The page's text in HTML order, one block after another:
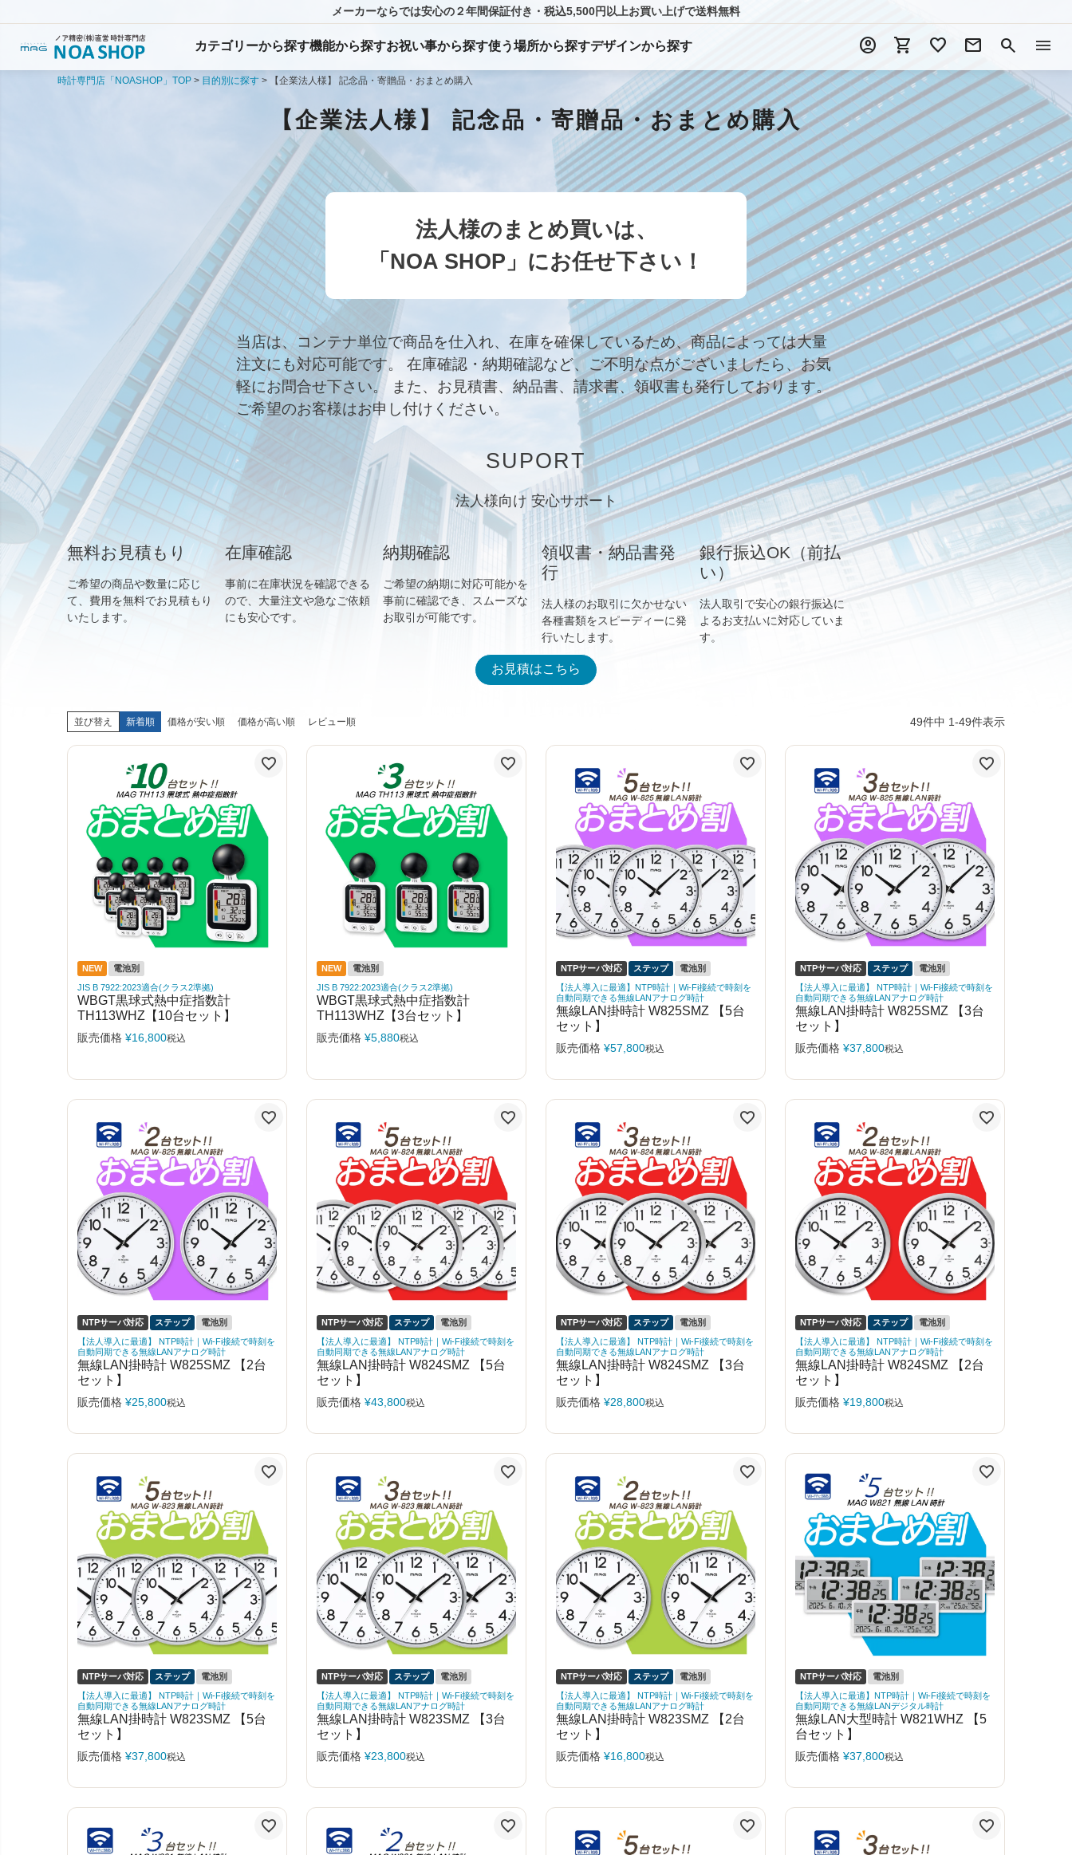
メーカーならでは安心の２年間保証付き・税込5,500円以上お買い上げで送料無料
カテゴリーから探す機能から探すお祝い事から探す使う場所から探すデザインから探す account_circle shopping_cart favorite mail search menu
時計専門店「NOASHOP」TOP 目的別に探す 【企業法人様】 記念品・寄贈品・おまとめ購入
【企業法人様】 記念品・寄贈品・おまとめ購入
法人様のまとめ買いは、
「NOA SHOP」にお任せ下さい！
当店は、コンテナ単位で商品を仕入れ、在庫を確保しているため、商品によっては大量
注文にも対応可能です。 在庫確認・納期確認など、ご不明な点がございましたら、お気
軽にお問合せ下さい。 また、お見積書、納品書、請求書、領収書も発行しております。
ご希望のお客様はお申し付けください。
SUPORT
法人様向け 安心サポート
無料お見積もり
ご希望の商品や数量に応じ
て、費用を無料でお見積もり
いたします。
在庫確認
事前に在庫状況を確認できる
ので、大量注文や急なご依頼
にも安心です。
納期確認
ご希望の納期に対応可能かを
事前に確認でき、スムーズな
お取引が可能です。
領収書・納品書発
行
法人様のお取引に欠かせない
各種書類をスピーディーに発
行いたします。
銀行振込OK（前払
い）
法人取引で安心の銀行振込に
よるお支払いに対応していま
す。
お見積はこちら
並び替え 新着順 価格が安い順 価格が高い順 レビュー順 49件中 1-49件表示
NEW
電池別
JIS B 7922:2023適合(クラス2準拠)
WBGT黒球式熱中症指数計
TH113WHZ【10台セット】
販売価格 ¥16,800税込
NEW
電池別
JIS B 7922:2023適合(クラス2準拠)
WBGT黒球式熱中症指数計
TH113WHZ【3台セット】
販売価格 ¥5,880税込
NTPサーバ対応 ステップ
電池別
【法人導入に最適】NTP時計｜Wi-Fi接続で時刻を
自動同期できる無線LANアナログ時計
無線LAN掛時計 W825SMZ 【5台
セット】
販売価格 ¥57,800税込
NTPサーバ対応 ステップ
電池別
【法人導入に最適】 NTP時計｜Wi-Fi接続で時刻を
自動同期できる無線LANアナログ時計
無線LAN掛時計 W825SMZ 【3台
セット】
販売価格 ¥37,800税込
NTPサーバ対応 ステップ
電池別
【法人導入に最適】 NTP時計｜Wi-Fi接続で時刻を
自動同期できる無線LANアナログ時計
無線LAN掛時計 W825SMZ 【2台
セット】
販売価格 ¥25,800税込
NTPサーバ対応 ステップ
電池別
【法人導入に最適】 NTP時計｜Wi-Fi接続で時刻を
自動同期できる無線LANアナログ時計
無線LAN掛時計 W824SMZ 【5台
セット】
販売価格 ¥43,800税込
NTPサーバ対応 ステップ
電池別
【法人導入に最適】 NTP時計｜Wi-Fi接続で時刻を
自動同期できる無線LANアナログ時計
無線LAN掛時計 W824SMZ 【3台
セット】
販売価格 ¥28,800税込
NTPサーバ対応 ステップ
電池別
【法人導入に最適】 NTP時計｜Wi-Fi接続で時刻を
自動同期できる無線LANアナログ時計
無線LAN掛時計 W824SMZ 【2台
セット】
販売価格 ¥19,800税込
NTPサーバ対応 ステップ
電池別
【法人導入に最適】 NTP時計｜Wi-Fi接続で時刻を
自動同期できる無線LANアナログ時計
無線LAN掛時計 W823SMZ 【5台
セット】
販売価格 ¥37,800税込
NTPサーバ対応 ステップ
電池別
【法人導入に最適】 NTP時計｜Wi-Fi接続で時刻を
自動同期できる無線LANアナログ時計
無線LAN掛時計 W823SMZ 【3台
セット】
販売価格 ¥23,800税込
NTPサーバ対応 ステップ
電池別
【法人導入に最適】 NTP時計｜Wi-Fi接続で時刻を
自動同期できる無線LANアナログ時計
無線LAN掛時計 W823SMZ 【2台
セット】
販売価格 ¥16,800税込
NTPサーバ対応
電池別
【法人導入に最適】NTP時計｜Wi-Fi接続で時刻を
自動同期できる無線LANデジタル時計
無線LAN大型時計 W821WHZ 【5
台セット】
販売価格 ¥37,800税込